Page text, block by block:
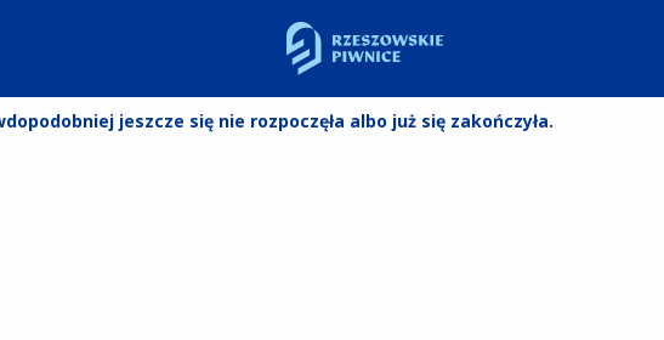
jeszcze się nie rozpoczęła albo już się zakończyła.